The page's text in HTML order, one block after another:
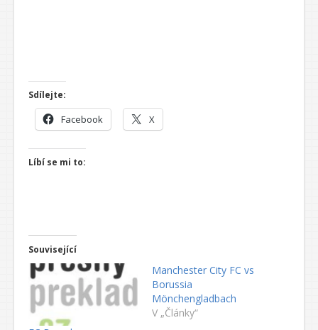
Sdílejte:
Facebook X
Líbí se mi to:
Související
Manchester City FC vs
Borussia
Mönchengladbach
V „Články“